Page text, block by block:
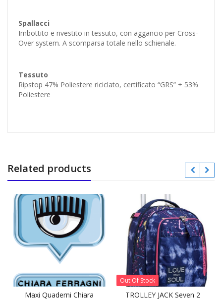
Spallacci
Imbottito e rivestito in tessuto, con aggancio per Cross-
Over system. A scomparsa totale nello schienale.
Tessuto
Ripstop 47% Poliestere riciclato, certificato “GRS” + 53%
Poliestere
Related products
Maxi Quaderni Chiara
Out Of Stock
TROLLEY JACK Seven 2